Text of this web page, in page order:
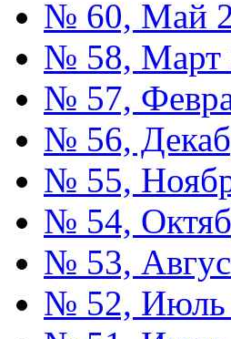
№ 60, Май
№ 58, Март
№ 57,
№ 56,
№ 55,
№ 54,
№ 53,
№ 52, Июль